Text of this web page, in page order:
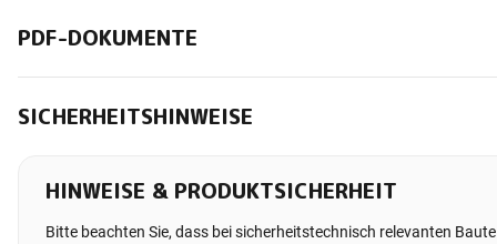
PDF-DOKUMENTE
SICHERHEITSHINWEISE
HINWEISE & PRODUKTSICHERHEIT
Bitte beachten Sie, dass bei sicherheitstechnisch relevanten